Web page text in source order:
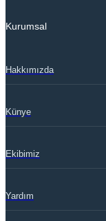
Kurumsal
Hakkımızda
Künye
Ekibimiz
Yardım